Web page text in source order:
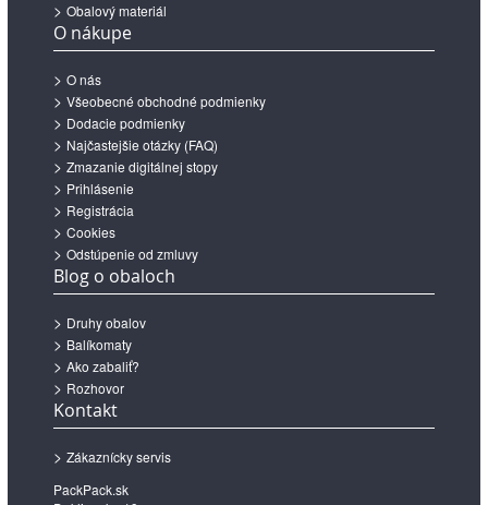
Obalový materiál
O nákupe
O nás
Všeobecné obchodné podmienky
Dodacie podmienky
Najčastejšie otázky (FAQ)
Zmazanie digitálnej stopy
Prihlásenie
Registrácia
Cookies
Odstúpenie od zmluvy
Blog o obaloch
Druhy obalov
Balíkomaty
Ako zabaliť?
Rozhovor
Kontakt
Zákaznícky servis
PackPack.sk